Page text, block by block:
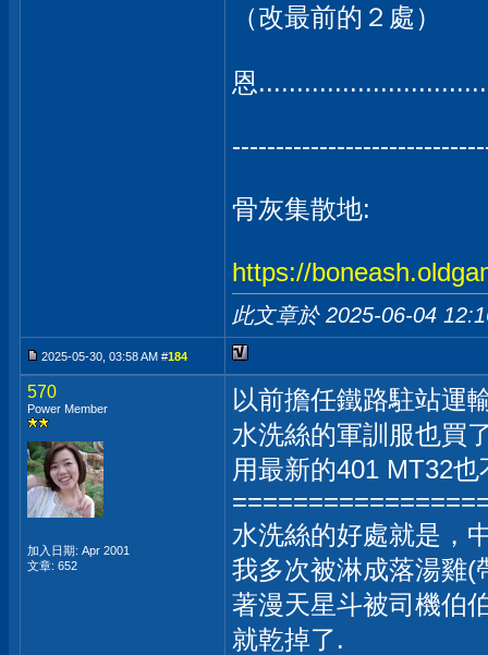
（改最前的２處）
恩
骨灰集散地:
https://
此文章於 2025-06-04
2025-05-30, 03:58 AM #184
570
Power Member
加入日期: Apr 2001
文章: 652
以前擔任鐵路駐站運
水洗絲的軍訓服也買
用最新的401 MT32
水洗絲的好處就是，
我多次被淋成落湯雞(
著漫天星斗被司機伯
就乾掉了.